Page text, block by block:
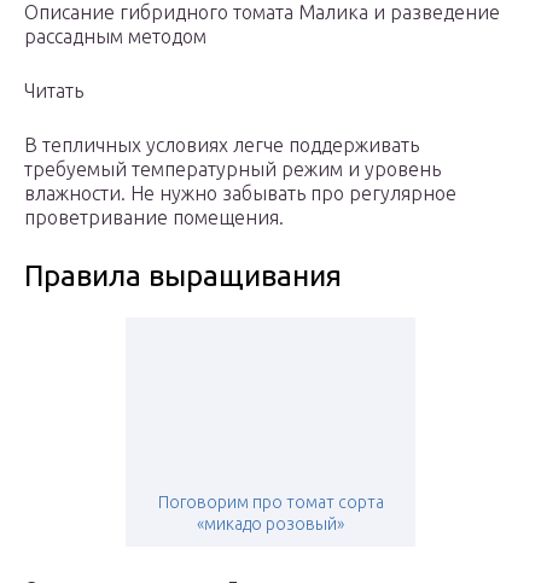
Описание гибридного томата Малика и разведение
рассадным методом
Читать
В тепличных условиях легче поддерживать
требуемый температурный режим и уровень
влажности. Не нужно забывать про регулярное
проветривание помещения.
Правила выращивания
Поговорим про томат сорта
«микадо розовый»